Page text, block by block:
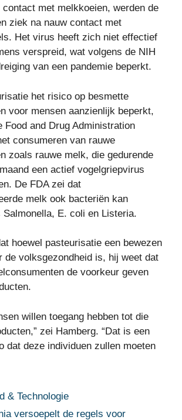
met melkkoeien, werden de
ziek na nauw contact met
Het virus heeft zich niet effectief
verspreid, wat volgens de NIH
van een pandemie beperkt.
het risico op besmette
voor mensen aanzienlijk beperkt,
Food and Drug Administration
consumeren van rauwe
zoals rauwe melk, die gedurende
een actief vogelgriepvirus
De FDA zei dat
melk ook bacteriën kan
Salmonella, E. coli en Listeria.
hoewel pasteurisatie een bewezen
de volksgezondheid is, hij weet dat
de voorkeur geven
willen toegang hebben tot die
zei Hamberg. “Dat is een
dat deze individuen zullen moeten
& Technologie
versoepelt de regels voor